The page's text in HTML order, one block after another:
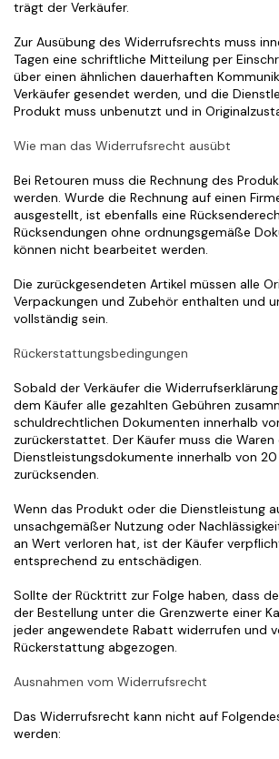
trägt der Verkäufer.
Zur Ausübung des Widerrufsrechts muss
Tagen eine schriftliche Mitteilung per
über einen ähnlichen dauerhaften
Verkäufer gesendet werden, und die
Produkt muss unbenutzt und in
Wie man das Widerrufsrecht ausübt
Bei Retouren muss die Rechnung des
werden. Wurde die Rechnung auf einen
ausgestellt, ist ebenfalls eine
Rücksendungen ohne ordnungsgemäße
können nicht bearbeitet werden.
Die zurückgesendeten Artikel müssen alle
Verpackungen und Zubehör enthalten und
vollständig sein.
Rückerstattungsbedingungen
Sobald der Verkäufer die
dem Käufer alle gezahlten Gebühren
schuldrechtlichen Dokumenten innerhalb
zurückerstattet. Der Käufer muss die Waren
Dienstleistungsdokumente innerhalb von 20
zurücksenden.
Wenn das Produkt oder die Dienstleistung
unsachgemäßer Nutzung oder
an Wert verloren hat, ist der Käufer
entsprechend zu entschädigen.
Sollte der Rücktritt zur Folge haben, dass
der Bestellung unter die Grenzwerte einer
jeder angewendete Rabatt widerrufen und
Rückerstattung abgezogen.
Ausnahmen vom Widerrufsrecht
Das Widerrufsrecht kann nicht auf
werden: